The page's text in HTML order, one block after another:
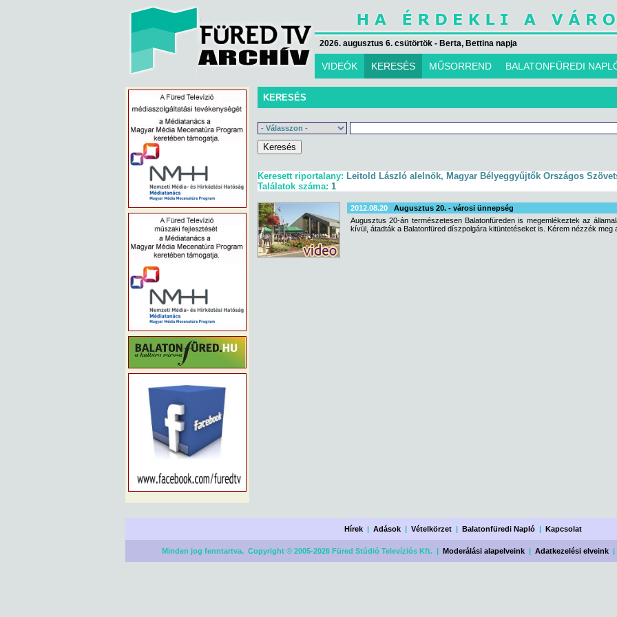
2026. augusztus 6. csütörtök - Berta, Bettina napja
VIDEÓK KERESÉS MŰSORREND BALATONFÜREDI
KERESÉS
Keresett riportalany: Leitold László alelnök, Magyar Bélyeggyűjtők Országos
Találatok száma: 1
2012.08.20
Augusztus 20. - városi ünnepség
Augusztus 20-án természetesen Balatonfüreden is megemlékeztek az
kívül, átadták a Balatonfüred díszpolgára kitüntetéseket is. Kérem nézzék meg
Hírek| Adások| Vételkörzet| Balatonfüredi Napló| Kapcsolat
Minden jog fenntartva. Copyright © 2005-2026 Füred Stúdió Televíziós Kft. | Moderálási alapelveink | Adatkezelési elveink |